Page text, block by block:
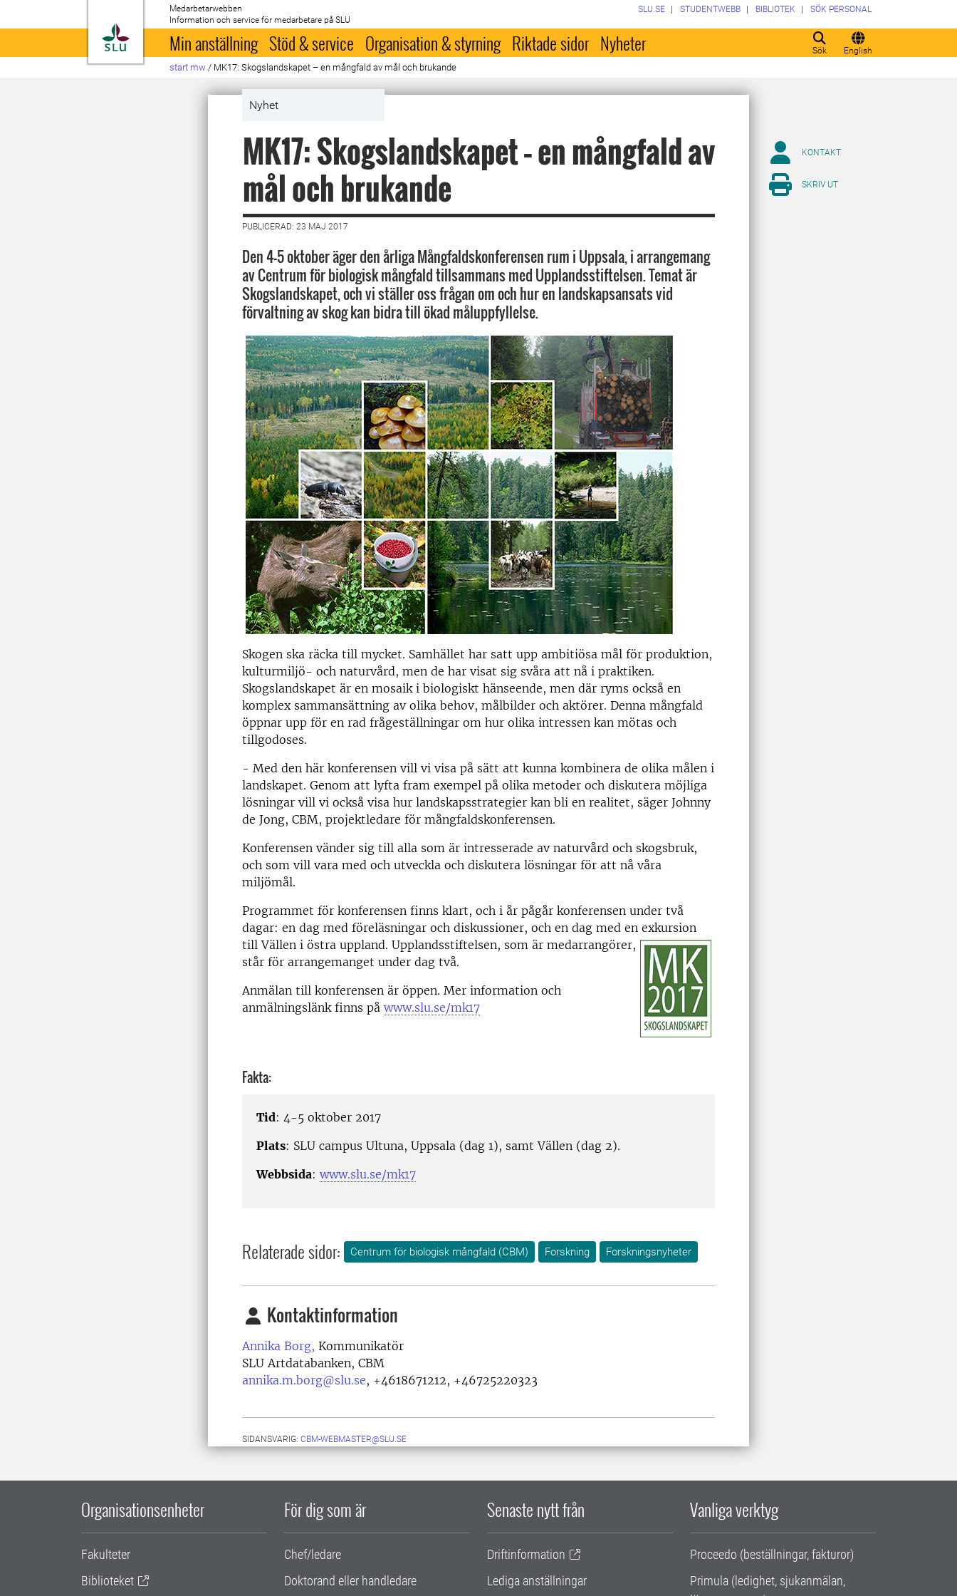
Till startsida
Medarbetarwebben
Information och service för medarbetare på SLU
Sök English
SLU.SE STUDENTWEBB BIBLIOTEK SÖK PERSONAL
Min anställning Stöd & service Organisation & styrning Riktade sidor Nyheter
start mw / MK17: Skogslandskapet – en mångfald av mål och brukande
Nyhet
MK17: Skogslandskapet – en mångfald av
mål och brukande
PUBLICERAD: 23 MAJ 2017
Den 4-5 oktober äger den årliga Mångfaldskonferensen rum i Uppsala, i arrangemang
av Centrum för biologisk mångfald tillsammans med Upplandsstiftelsen. Temat är
Skogslandskapet, och vi ställer oss frågan om och hur en landskapsansats vid
förvaltning av skog kan bidra till ökad måluppfyllelse.
Skogen ska räcka till mycket. Samhället har satt upp ambitiösa mål för produktion,
kulturmiljö- och naturvård, men de har visat sig svåra att nå i praktiken.
Skogslandskapet är en mosaik i biologiskt hänseende, men där ryms också en
komplex sammansättning av olika behov, målbilder och aktörer. Denna mångfald
öppnar upp för en rad frågeställningar om hur olika intressen kan mötas och
tillgodoses.
- Med den här konferensen vill vi visa på sätt att kunna kombinera de olika målen i
landskapet. Genom att lyfta fram exempel på olika metoder och diskutera möjliga
lösningar vill vi också visa hur landskapsstrategier kan bli en realitet, säger Johnny
de Jong, CBM, projektledare för mångfaldskonferensen.
Konferensen vänder sig till alla som är intresserade av naturvård och skogsbruk,
och som vill vara med och utveckla och diskutera lösningar för att nå våra
miljömål.
Programmet för konferensen finns klart, och i år pågår konferensen under två
dagar: en dag med föreläsningar och diskussioner, och en dag med en exkursion
till Vällen i östra uppland. Upplandsstiftelsen, som är medarrangörer,
står för arrangemanget under dag två.
Anmälan till konferensen är öppen. Mer information och
anmälningslänk finns på www.slu.se/mk17
Fakta:
Tid: 4-5 oktober 2017
Plats: SLU campus Ultuna, Uppsala (dag 1), samt Vällen (dag 2).
Webbsida: www.slu.se/mk17
Relaterade sidor: Centrum för biologisk mångfald (CBM) Forskning Forskningsnyheter
Kontaktinformation
Annika Borg, Kommunikatör
SLU Artdatabanken, CBM
annika.m.borg@slu.se, +4618671212, +46725220323
SIDANSVARIG: CBM-WEBMASTER@SLU.SE
KONTAKT
SKRIV UT
Organisationsenheter
Fakulteter
Biblioteket
För dig som är
Chef/ledare
Doktorand eller handledare
Senaste nytt från
Driftinformation
Lediga anställningar
Vanliga verktyg
Proceedo (beställningar, fakturor)
Primula (ledighet, sjukanmälan,